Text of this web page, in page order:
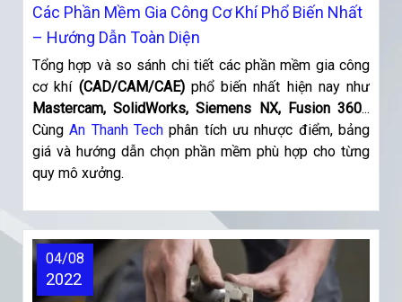
Các Phần Mềm Gia Công Cơ Khí Phổ Biến Nhất
– Hướng Dẫn Toàn Diện
Tổng hợp và so sánh chi tiết các phần mềm gia công
cơ khí (CAD/CAM/CAE)phổ biến nhất hiện nay như
Mastercam, SolidWorks, Siemens NX, Fusion 360...
CùngAn Thanh Tech phân tích ưu nhược điểm, bảng
giá và hướng dẫn chọn phần mềm phù hợp cho từng
quy mô xưởng.
04/08
2022